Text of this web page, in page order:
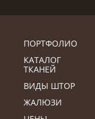
ПОРТФОЛИО
КАТАЛОГ
ТКАНЕЙ
ВИДЫ ШТОР
ЖАЛЮЗИ